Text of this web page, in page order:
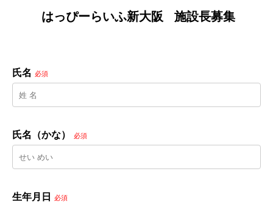
氏名 必須
氏名（かな） 必須
生年月日 必須